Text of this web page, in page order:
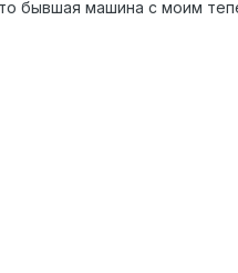
бывшая машина с моим